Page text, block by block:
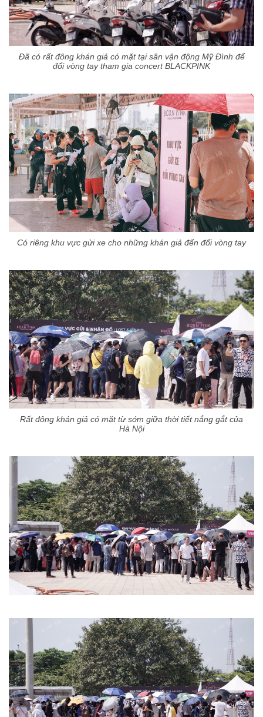
Đã có rất đông khán giả có mặt tại sân vận động Mỹ Đình để
đổi vòng tay tham gia concert BLACKPINK
Có riêng khu vực gửi xe cho những khán giả đến đổi vòng tay
Rất đông khán giả có mặt từ sớm giữa thời tiết nắng gắt của
Hà Nội